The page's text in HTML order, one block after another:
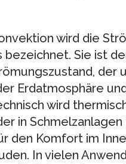
wird die
bezeichnet. Sie ist
Erdatmosphäre
wird
in
den Komfort im
In vielen